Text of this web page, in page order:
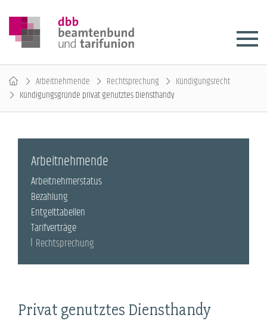
Arbeitnehmende Rechtsprechung
Kündigungsrecht
Kündigungsgründe privat genutztes Diensthandy
Privat genutztes Diensthandy
Arbeitnehmende
Arbeitnehmerstatus
Bezahlung
Entgelttabellen
Tarifverträge
Rechtsprechung